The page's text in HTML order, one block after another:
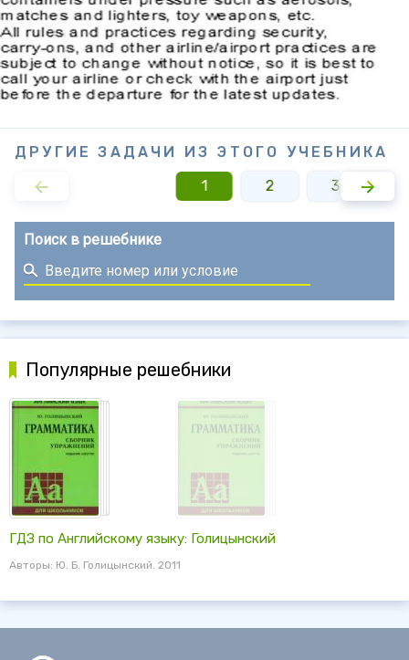
ДРУГИЕ ЗАДАЧИ ИЗ ЭТОГО УЧЕБНИКА
1
2 3
Поиск в решебнике
Популярные решебники
ГДЗ по Английскому языку: Голицынский
Авторы: Ю. Б. Голицынский. 2011